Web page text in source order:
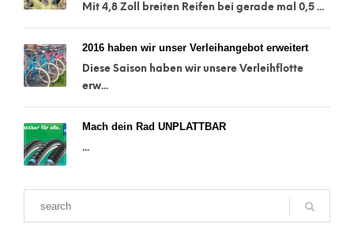
Mit 4,8 Zoll breiten Reifen bei gerade mal 0,5 ...
2016 haben wir unser Verleihangebot erweitert
Diese Saison haben wir unsere Verleihflotte
erw...
Mach dein Rad UNPLATTBAR
...